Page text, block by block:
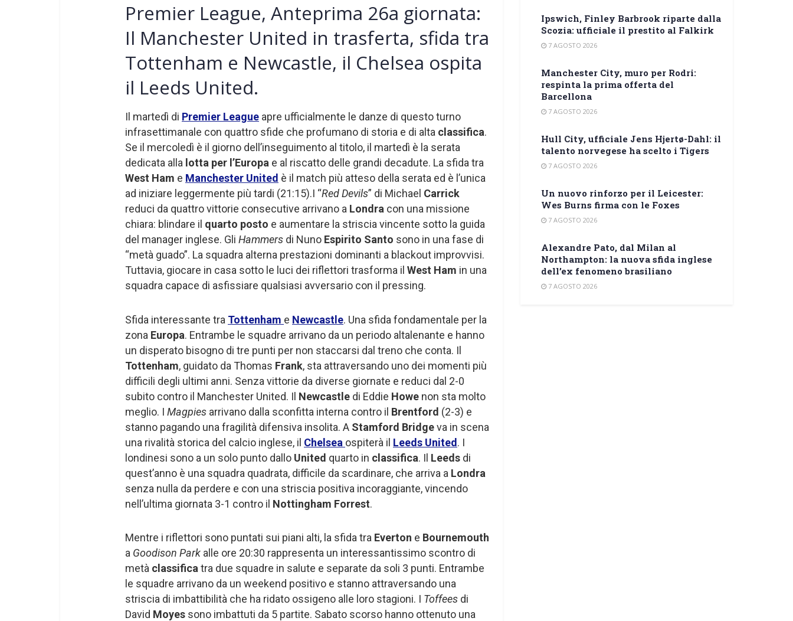
Premier League, Anteprima 26a giornata:
Il Manchester United in trasferta, sfida tra
Tottenham e Newcastle, il Chelsea ospita
il Leeds United.
Il martedì di Premier League apre ufficialmente le danze di questo turno
infrasettimanale con quattro sfide che profumano di storia e di alta classifica.
Se il mercoledì è il giorno dell’inseguimento al titolo, il martedì è la serata
dedicata alla lotta per l’Europa e al riscatto delle grandi decadute. La sfida tra
West Ham e Manchester United è il match più atteso della serata ed è l’unica
ad iniziare leggermente più tardi (21:15).I “Red Devils” di Michael Carrick
reduci da quattro vittorie consecutive arrivano a Londra con una missione
chiara: blindare il quarto posto e aumentare la striscia vincente sotto la guida
del manager inglese. Gli Hammers di Nuno Espirito Santo sono in una fase di
“metà guado”. La squadra alterna prestazioni dominanti a blackout improvvisi.
Tuttavia, giocare in casa sotto le luci dei riflettori trasforma il West Ham in una
squadra capace di asfissiare qualsiasi avversario con il pressing.
Sfida interessante tra Tottenham e Newcastle. Una sfida fondamentale per la
zona Europa. Entrambe le squadre arrivano da un periodo altalenante e hanno
un disperato bisogno di tre punti per non staccarsi dal treno che conta. Il
Tottenham, guidato da Thomas Frank, sta attraversando uno dei momenti più
difficili degli ultimi anni. Senza vittorie da diverse giornate e reduci dal 2-0
subito contro il Manchester United. Il Newcastle di Eddie Howe non sta molto
meglio. I Magpies arrivano dalla sconfitta interna contro il Brentford (2-3) e
stanno pagando una fragilità difensiva insolita. A Stamford Bridgeva in scena
una rivalità storica del calcio inglese, il Chelsea ospiterà il Leeds United. I
londinesi sono a un solo punto dallo United quarto in classifica. Il Leeds di
quest’anno è una squadra quadrata, difficile da scardinare, che arriva a Londra
senza nulla da perdere e con una striscia positiva incoraggiante, vincendo
nell’ultima giornata 3-1 contro il Nottingham Forrest.
Mentre i riflettori sono puntati sui piani alti, la sfida tra Everton e Bournemouth
a Goodison Park alle ore 20:30 rappresenta un interessantissimo scontro di
metà classifica tra due squadre in salute e separate da soli 3 punti. Entrambe
le squadre arrivano da un weekend positivo e stanno attraversando una
striscia di imbattibilità che ha ridato ossigeno alle loro stagioni. I Toffees di
David Moyes sono imbattuti da 5 partite. Sabato scorso hanno ottenuto una
Ipswich, Finley Barbrook riparte dalla
Scozia: ufficiale il prestito al Falkirk
7 AGOSTO 2026
Manchester City, muro per Rodri:
respinta la prima offerta del
Barcellona
7 AGOSTO 2026
Hull City, ufficiale Jens Hjertø-Dahl: il
talento norvegese ha scelto i Tigers
7 AGOSTO 2026
Un nuovo rinforzo per il Leicester:
Wes Burns firma con le Foxes
7 AGOSTO 2026
Alexandre Pato, dal Milan al
Northampton: la nuova sfida inglese
dell’ex fenomeno brasiliano
7 AGOSTO 2026